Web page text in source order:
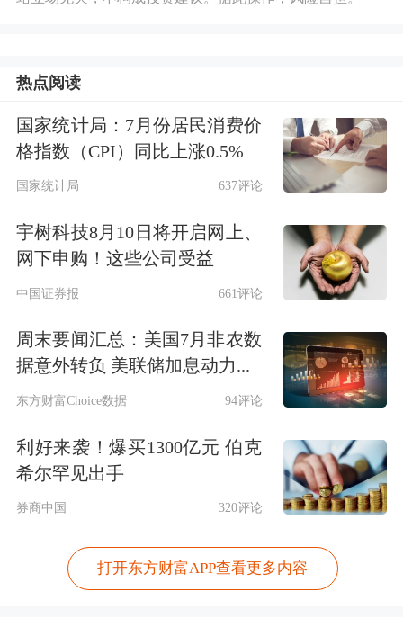
热点阅读
国家统计局：7月份居民消费价
格指数（CPI）同比上涨0.5%
国家统计局 637评论
宇树科技8月10日将开启网上、
网下申购！这些公司受益
中国证券报 661评论
周末要闻汇总：美国7月非农数
据意外转负 美联储加息动力...
东方财富Choice数据 94评论
利好来袭！爆买1300亿元 伯克
希尔罕见出手
券商中国 320评论
打开东方财富APP查看更多内容